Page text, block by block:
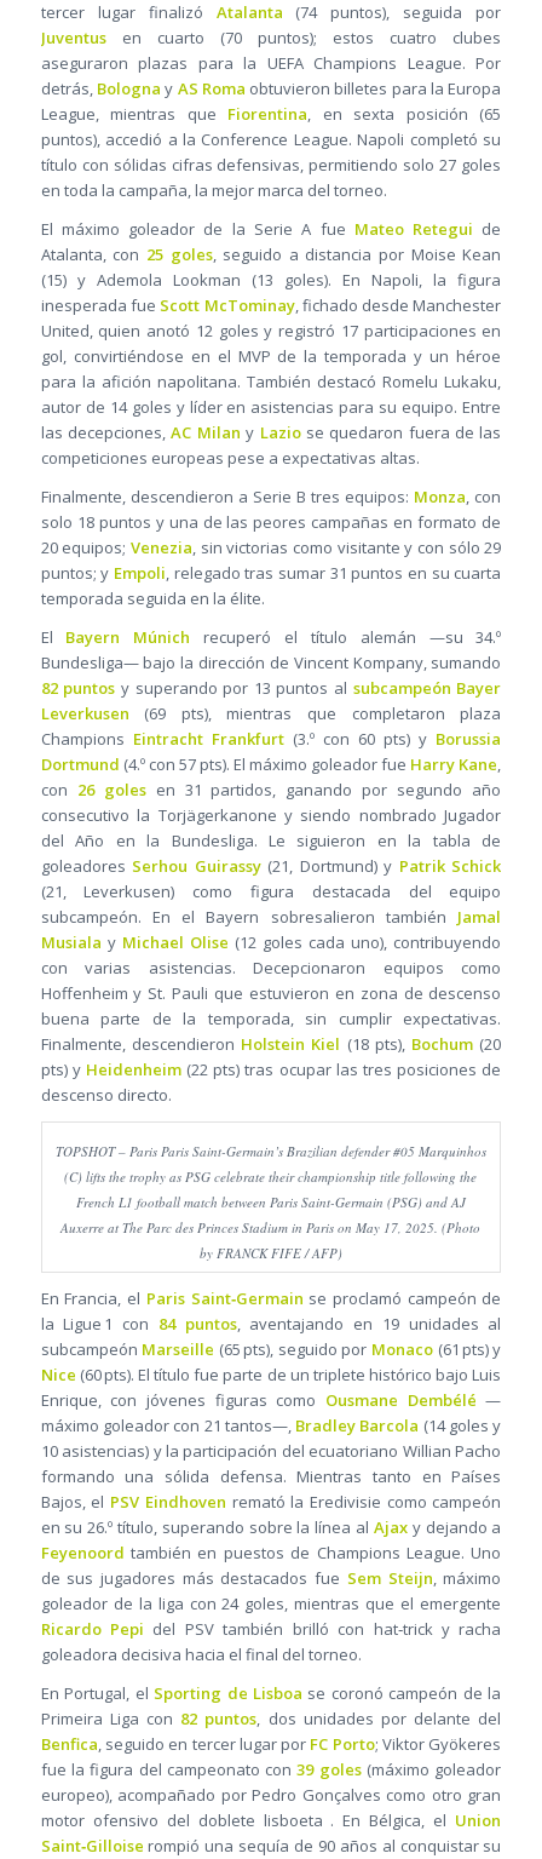
tercer lugar finalizó Atalanta (74 puntos), seguida por
Juventusen cuarto (70 puntos); estos cuatro clubes
aseguraron plazas para la UEFA Champions League. Por
detrás, Bologna y AS Roma obtuvieron billetes para la Europa
League, mientras que Fiorentina, en sexta posición (65
puntos), accedió a la Conference League. Napoli completó su
título con sólidas cifras defensivas, permitiendo solo 27 goles
en toda la campaña, la mejor marca del torneo.
El máximo goleador de la Serie A fue Mateo Retegui de
Atalanta, con 25 goles, seguido a distancia por Moise Kean
(15) y Ademola Lookman (13 goles). En Napoli, la figura
inesperada fue Scott McTominay, fichado desde Manchester
United, quien anotó 12 goles y registró 17 participaciones en
gol, convirtiéndose en el MVP de la temporada y un héroe
para la afición napolitana. También destacó Romelu Lukaku,
autor de 14 goles y líder en asistencias para su equipo. Entre
las decepciones,AC Milan y Laziose quedaron fuera de las
competiciones europeas pese a expectativas altas.
Finalmente, descendieron a Serie B tres equipos: Monza, con
solo 18 puntos y una de las peores campañas en formato de
20 equipos; Venezia, sin victorias como visitante y con sólo 29
puntos; y Empoli, relegado tras sumar 31 puntos en su cuarta
temporada seguida en la élite.
El Bayern Múnich recuperó el título alemán —su 34.º
Bundesliga— bajo la dirección de Vincent Kompany, sumando
82 puntos y superando por 13 puntos al subcampeón Bayer
Leverkusen (69 pts), mientras que completaron plaza
Champions Eintracht Frankfurt(3.º con 60 pts) y Borussia
Dortmund (4.º con 57 pts). El máximo goleador fue Harry Kane,
con 26 golesen 31 partidos, ganando por segundo año
consecutivo la Torjägerkanone y siendo nombrado Jugador
del Año en la Bundesliga. Le siguieron en la tabla de
goleadores Serhou Guirassy(21, Dortmund) y Patrik Schick
(21, Leverkusen) como figura destacada del equipo
subcampeón. En el Bayern sobresalieron también Jamal
Musiala y Michael Olise (12 goles cada uno), contribuyendo
con varias asistencias. Decepcionaron equipos como
Hoffenheim y St. Pauli que estuvieron en zona de descenso
buena parte de la temporada, sin cumplir expectativas.
Finalmente, descendieron Holstein Kiel (18 pts), Bochum (20
pts) y Heidenheim(22 pts) tras ocupar las tres posiciones de
descenso directo.
TOPSHOT – Paris Paris Saint-Germain’s Brazilian defender #05 Marquinhos
(C) lifts the trophy as PSG celebrate their championship title following the
French L1 football match between Paris Saint-Germain (PSG) and AJ
Auxerre at The Parc des Princes Stadium in Paris on May 17, 2025. (Photo
by FRANCK FIFE / AFP)
En Francia, el Paris Saint‑Germain se proclamó campeón de
la Ligue 1 con 84 puntos, aventajando en 19 unidades al
subcampeón Marseille (65 pts), seguido por Monaco (61 pts) y
Nice (60 pts). El título fue parte de un triplete histórico bajo Luis
Enrique, con jóvenes figuras como Ousmane Dembélé —
máximo goleador con 21 tantos—, Bradley Barcola (14 goles y
10 asistencias) y la participación del ecuatoriano Willian Pacho
formando una sólida defensa. Mientras tanto en Países
Bajos, el PSV Eindhoven remató la Eredivisie como campeón
en su 26.º título, superando sobre la línea al Ajaxy dejando a
Feyenoord también en puestos de Champions League. Uno
de sus jugadores más destacados fue Sem Steijn, máximo
goleador de la liga con 24 goles, mientras que el emergente
Ricardo Pepi del PSV también brilló con hat‑trick y racha
goleadora decisiva hacia el final del torneo.
En Portugal, el Sporting de Lisboa se coronó campeón de la
Primeira Liga con 82 puntos, dos unidades por delante del
Benfica, seguido en tercer lugar por FC Porto; Viktor Gyökeres
fue la figura del campeonato con39 goles(máximo goleador
europeo), acompañado por Pedro Gonçalves como otro gran
motor ofensivo del doblete lisboeta . En Bélgica, el Union
Saint‑Gilloise rompió una sequía de 90 años al conquistar su